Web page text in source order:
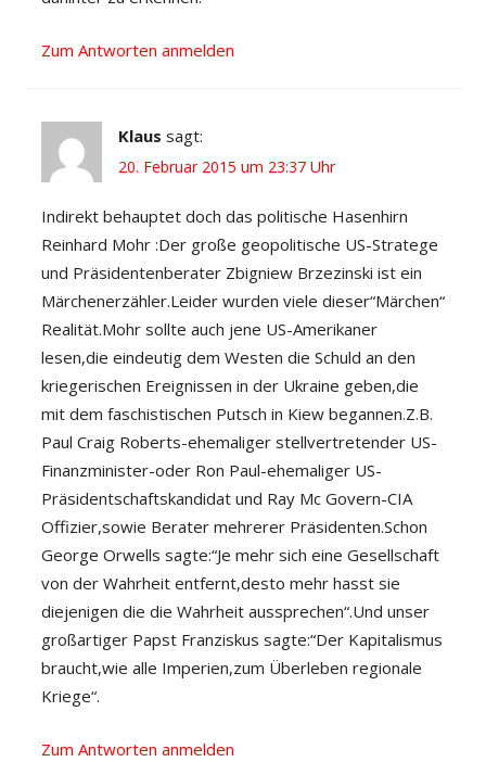
Zum Antworten anmelden
Klaus sagt:
20. Februar 2015 um 23:37 Uhr
Indirekt behauptet doch das politische Hasenhirn
Reinhard Mohr :Der große geopolitische US-Stratege
und Präsidentenberater Zbigniew Brzezinski ist ein
Märchenerzähler.Leider wurden viele dieser“Märchen“
Realität.Mohr sollte auch jene US-Amerikaner
lesen,die eindeutig dem Westen die Schuld an den
kriegerischen Ereignissen in der Ukraine geben,die
mit dem faschistischen Putsch in Kiew begannen.Z.B.
Paul Craig Roberts-ehemaliger stellvertretender US-
Finanzminister-oder Ron Paul-ehemaliger US-
Präsidentschaftskandidat und Ray Mc Govern-CIA
Offizier,sowie Berater mehrerer Präsidenten.Schon
George Orwells sagte:“Je mehr sich eine Gesellschaft
von der Wahrheit entfernt,desto mehr hasst sie
diejenigen die die Wahrheit aussprechen“.Und unser
großartiger Papst Franziskus sagte:“Der Kapitalismus
braucht,wie alle Imperien,zum Überleben regionale
Kriege“.
Zum Antworten anmelden